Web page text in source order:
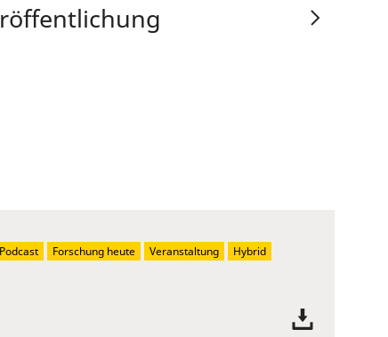
Podcast Forschung heute Veranstaltung Hybrid